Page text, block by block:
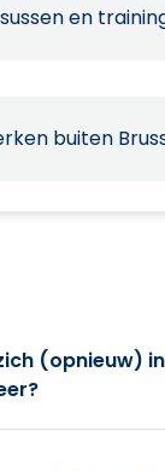
en
buiten
(opnieuw)